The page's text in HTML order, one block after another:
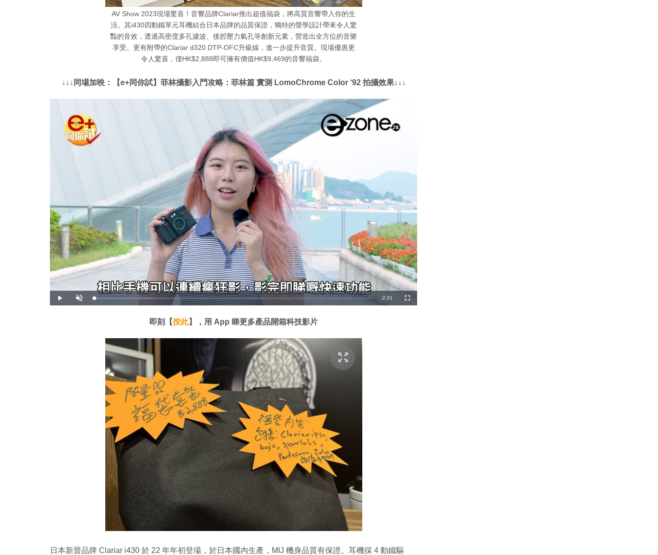
AV Show 2023現場驚喜！音響品牌Clariar推出超值福袋，將高質音響帶入你的生
活。其i430四動鐵單元耳機結合日本品牌的品質保證，獨特的聲學設計帶來令人驚
豔的音效，透過高密度多孔濾波、後腔壓力氣孔等創新元素，營造出全方位的音樂
享受。更有附帶的Clariar d320 DTP-OFC升級線，進一步提升音質。現場優惠更
令人驚喜，僅HK$2,888即可擁有價值HK$9,469的音響福袋。
↓↓↓同場加映：【e+同你試】菲林攝影入門攻略：菲林篇 實測 LomoChrome Color ‘92 拍攝效果↓↓↓
播
放
開
啟
載
入
4
%
剩
-2:31
全
螢
即刻【按此】，用 App 睇更多產品開箱科技影片
日本新晉品牌 Clariar i430 於 22 年年初登場，於日本國內生產，MIJ 機身品質有保證。耳機採 4 動鐵驅